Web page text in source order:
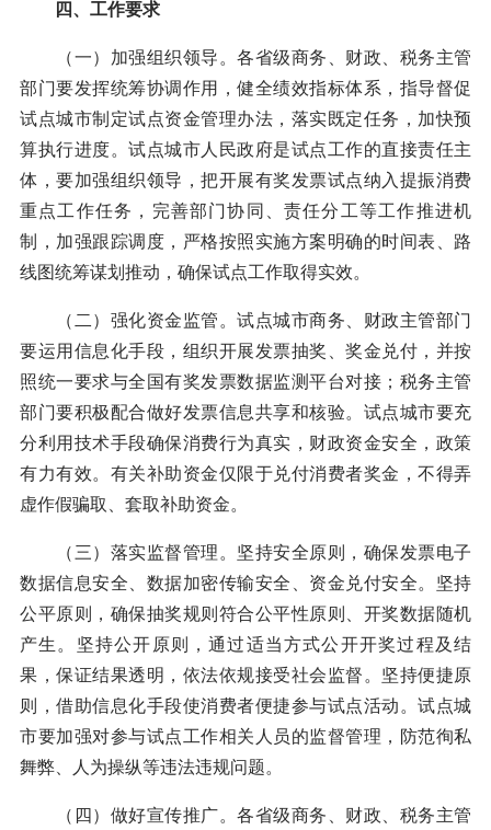
四、工作要求
（一）加强组织领导。各省级商务、财政、税务主管
部门要发挥统筹协调作用，健全绩效指标体系，指导督促
试点城市制定试点资金管理办法，落实既定任务，加快预
算执行进度。试点城市人民政府是试点工作的直接责任主
体，要加强组织领导，把开展有奖发票试点纳入提振消费
重点工作任务，完善部门协同、责任分工等工作推进机
制，加强跟踪调度，严格按照实施方案明确的时间表、路
线图统筹谋划推动，确保试点工作取得实效。
（二）强化资金监管。试点城市商务、财政主管部门
要运用信息化手段，组织开展发票抽奖、奖金兑付，并按
照统一要求与全国有奖发票数据监测平台对接；税务主管
部门要积极配合做好发票信息共享和核验。试点城市要充
分利用技术手段确保消费行为真实，财政资金安全，政策
有力有效。有关补助资金仅限于兑付消费者奖金，不得弄
虚作假骗取、套取补助资金。
（三）落实监督管理。坚持安全原则，确保发票电子
数据信息安全、数据加密传输安全、资金兑付安全。坚持
公平原则，确保抽奖规则符合公平性原则、开奖数据随机
产生。坚持公开原则，通过适当方式公开开奖过程及结
果，保证结果透明，依法依规接受社会监督。坚持便捷原
则，借助信息化手段使消费者便捷参与试点活动。试点城
市要加强对参与试点工作相关人员的监督管理，防范徇私
舞弊、人为操纵等违法违规问题。
（四）做好宣传推广。各省级商务、财政、税务主管